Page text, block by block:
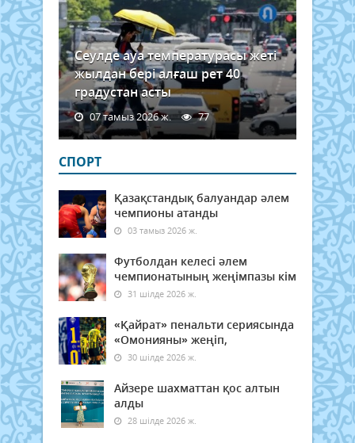
Сеулде ауа температурасы жеті
жылдан бері алғаш рет 40
градустан асты
07 тамыз 2026 ж. 77
СПОРТ
Қазақстандық балуандар әлем
чемпионы атанды
03 тамыз 2026 ж.
Футболдан келесі әлем
чемпионатының жеңімпазы кім
31 шілде 2026 ж.
«Қайрат» пенальти сериясында
«Омонияны» жеңіп,
30 шілде 2026 ж.
Айзере шахматтан қос алтын
алды
28 шілде 2026 ж.